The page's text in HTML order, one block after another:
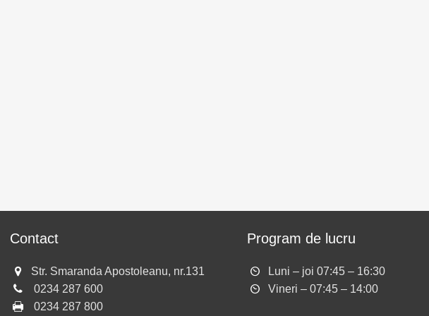
Contact
Str. Smaranda Apostoleanu, nr.131
0234 287 600
0234 287 800
Program de lucru
Luni – joi 07:45 – 16:30
Vineri – 07:45 – 14:00